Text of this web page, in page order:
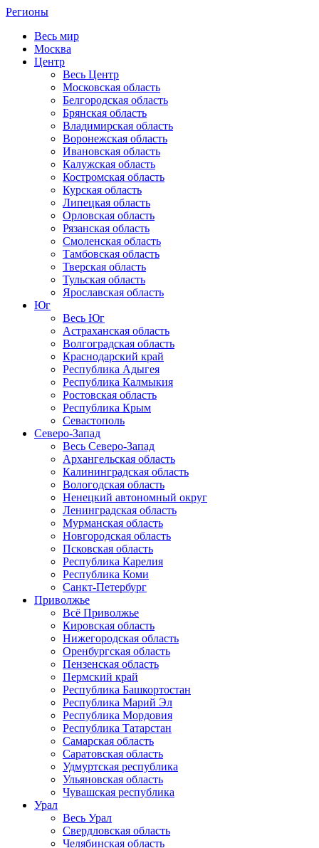
Регионы
Весь мир
Москва
Центр
Весь Центр
Московская область
Белгородская область
Брянская область
Владимирская область
Воронежская область
Ивановская область
Калужская область
Костромская область
Курская область
Липецкая область
Орловская область
Рязанская область
Смоленская область
Тамбовская область
Тверская область
Тульская область
Ярославская область
Юг
Весь Юг
Астраханская область
Волгоградская область
Краснодарский край
Республика Адыгея
Республика Калмыкия
Ростовская область
Республика Крым
Севастополь
Северо-Запад
Весь Северо-Запад
Архангельская область
Калининградская область
Вологодская область
Ненецкий автономный округ
Ленинградская область
Мурманская область
Новгородская область
Псковская область
Республика Карелия
Республика Коми
Санкт-Петербург
Приволжье
Всё Приволжье
Кировская область
Нижегородская область
Оренбургская область
Пензенская область
Пермский край
Республика Башкортостан
Республика Марий Эл
Республика Мордовия
Республика Татарстан
Самарская область
Саратовская область
Удмуртская республика
Ульяновская область
Чувашская республика
Урал
Весь Урал
Свердловская область
Челябинская область